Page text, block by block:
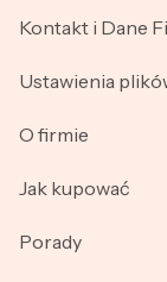
Kontakt i Dane
Ustawienia
O firmie
Jak kupować
Porady